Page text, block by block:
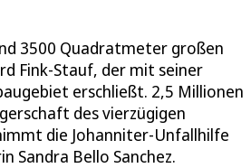
3500 Quadratmeter großen
Fink-Stauf, der mit seiner
erschließt. 2,5 Millionen
des vierzügigen
die Johanniter-Unfallhilfe
Sandra Bello Sanchez.